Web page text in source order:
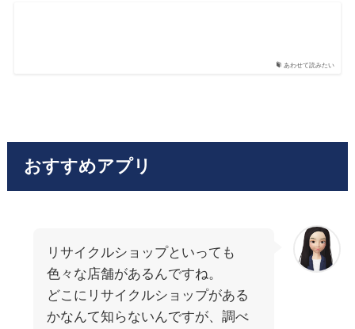
あわせて読みたい
おすすめアプリ
リサイクルショップといっても
色々な店舗があるんですね。
どこにリサイクルショップがある
かなんて知らないんですが、調べ